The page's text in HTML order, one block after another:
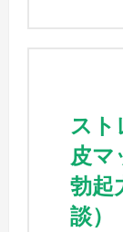
スト
皮マ
勃起
談）